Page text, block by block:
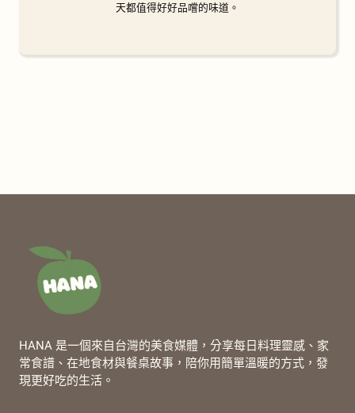
天都值得好好品嚐的味道。
HANA 是一個來自台灣的美食媒體，分享每日料理靈感、家
常食譜、在地食材與餐桌故事，陪你用簡單溫暖的方式，發
現更好吃的生活。